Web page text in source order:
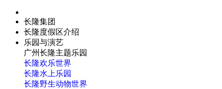
长隆集团
长隆度假区介绍
乐园与演艺
广州长隆主题乐园
长隆欢乐世界
长隆水上乐园
长隆野生动物世界